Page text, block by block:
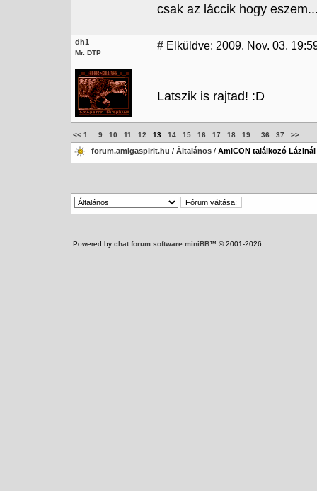
csak az láccik hogy
dh1
Mr. DTP
# Elküldve: 2009. Nov. 03.
Latszik is rajtad! :D
<< 1 9 10 11 12 13 14 15 16 17 18 19 36 37 >>
forum.amigaspirit.hu / Általános / AmiCON találkozó Lázinál
Powered by chat forum software miniBB™ © 2001-2026